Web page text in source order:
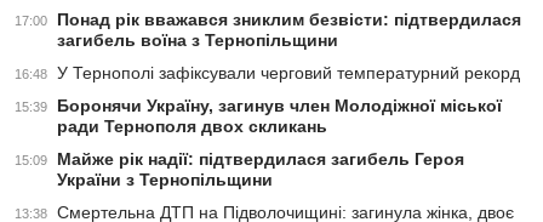
17:00
Понад рік вважався зниклим безвісти: підтвердилася
загибель воїна з Тернопільщини
16:48 У Тернополі зафіксували черговий температурний рекорд
15:39
Боронячи Україну, загинув член Молодіжної міської
ради Тернополя двох скликань
15:09
Майже рік надії: підтвердилася загибель Героя
України з Тернопільщини
13:38
Смертельна ДТП на Підволочищині: загинула жінка, двоє